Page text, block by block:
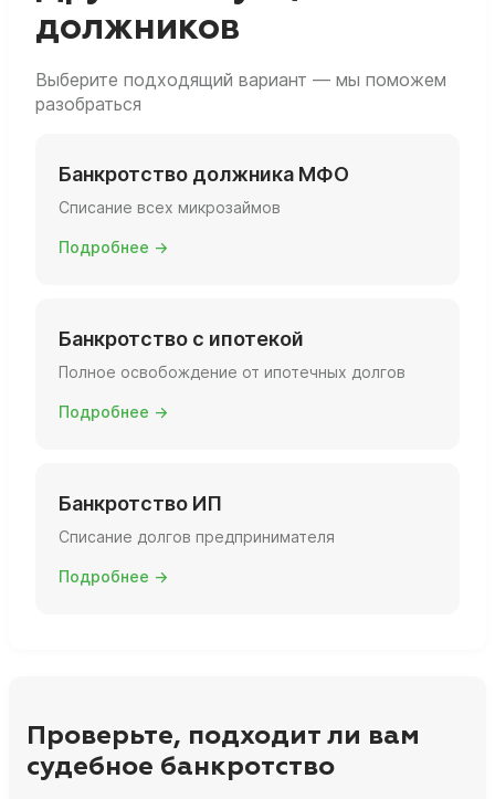
должников
Выберите подходящий вариант — мы поможем
разобраться
Банкротство должника МФО
Списание всех микрозаймов
Подробнее →
Банкротство с ипотекой
Полное освобождение от ипотечных долгов
Подробнее →
Банкротство ИП
Списание долгов предпринимателя
Подробнее →
Проверьте, подходит ли вам
судебное банкротство